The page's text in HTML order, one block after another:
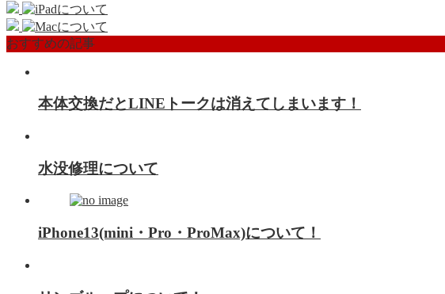
おすすめの記事
本体交換だとLINEトークは消えてしまいます！
水没修理について
iPhone13(mini・Pro・ProMax)について！